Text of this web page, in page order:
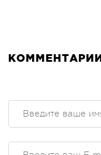
КОММЕНТАРИИ